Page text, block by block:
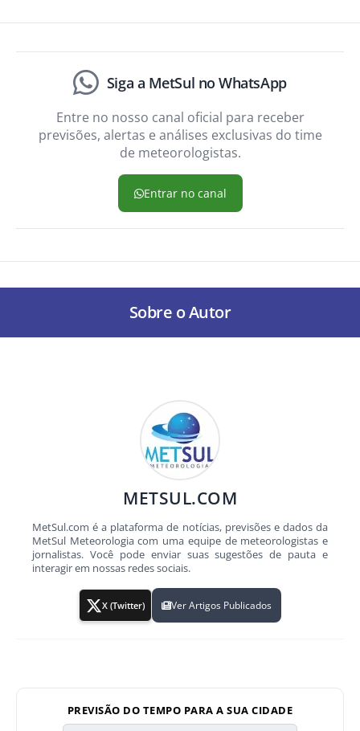
Siga a MetSul no WhatsApp
Entre no nosso canal oficial para receber
previsões, alertas e análises exclusivas do time
de meteorologistas.
Entrar no canal
Sobre o Autor
METSUL.COM
MetSul.com é a plataforma de notícias, previsões e dados da
MetSul Meteorologia com uma equipe de meteorologistas e
jornalistas. Você pode enviar suas sugestões de pauta e
interagir em nossas redes sociais.
X (Twitter) Ver Artigos Publicados
PREVISÃO DO TEMPO PARA A SUA CIDADE